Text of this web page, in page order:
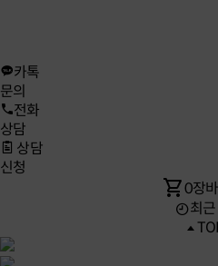
카톡
문의
전화
상담
상담
신청
shopping_cart0장
최